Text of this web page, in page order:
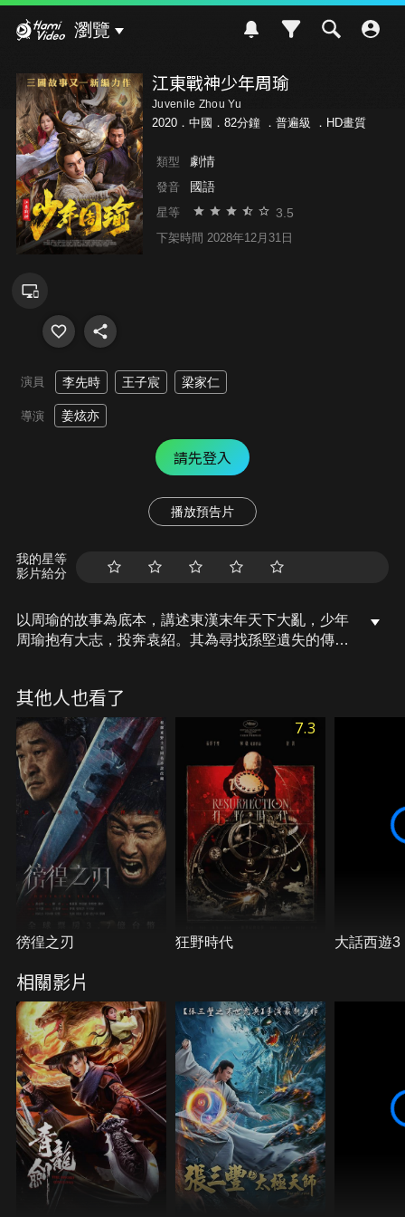
瀏覽
江東戰神少年周瑜
Juvenile Zhou Yu
2020．中國．82分鐘 ． 普遍級 ．HD畫質
類型 劇情
發音 國語
星等 3.5
下架時間 2028年12月31日
演員 李先時 王子宸 梁家仁
導演 姜炫亦
請先登入
播放預告片
我的星等
影片給分
以周瑜的故事為底本，講述東漢末年天下大亂，少年
周瑜抱有大志，投奔袁紹。其為尋找孫堅遺失的傳國
日久生情。群雄並起之際，少年戰神的冒險正要展
開…
其他人也看了
徬徨之刃
7.3
狂野時代 大話西遊3
相關影片